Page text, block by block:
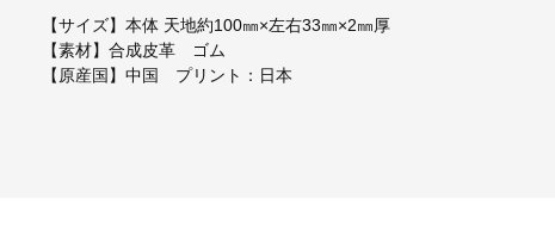
【サイズ】本体 天地約100㎜×左右33㎜×2㎜厚
【素材】合成皮革 ゴム
【原産国】中国 プリント：日本